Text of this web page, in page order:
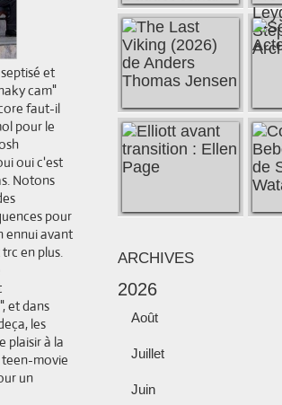
et
cam"
faut-il
pour le
oui c'est
Notons
pour
ennui avant
en plus.
et dans
les
plaisir à la
teen-movie
un
ARCHIVES
2026
Août
Juillet
Juin